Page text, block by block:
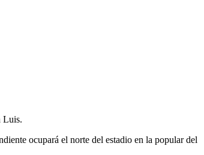
Luis.
ocupará el norte del estadio en la popular del